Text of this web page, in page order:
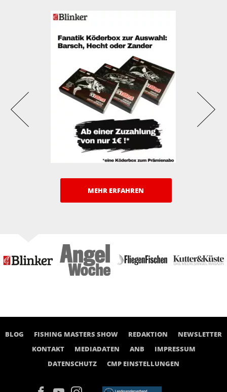
MEHR ERFAHREN
BLOG FISHING MASTERS SHOW REDAKTION
NEWSLETTER
KONTAKT
MEDIADATEN ANB
IMPRESSUM
DATENSCHUTZ
CMP EINSTELLUNGEN